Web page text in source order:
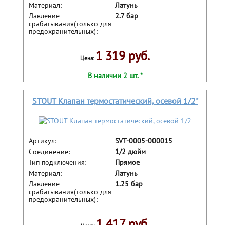
Материал:
Латунь
Давление
срабатывания(только для
предохранительных):
2.7 бар
Цена: 1 319 руб.
В наличии 2 шт. *
STOUT Клапан термостатический, осевой 1/2"
Артикул:
SVT-0005-000015
Соединение:
1/2 дюйм
Тип подключения:
Прямое
Материал:
Латунь
Давление
срабатывания(только для
предохранительных):
1.25 бар